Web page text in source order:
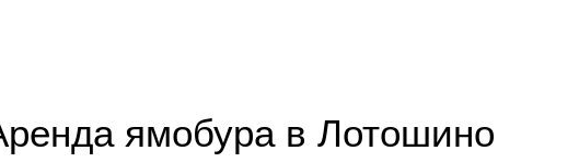
ямобура в Лотошино